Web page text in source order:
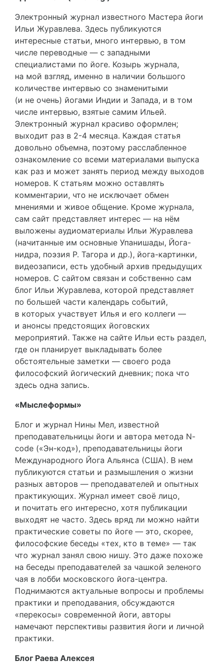
Электронный журнал известного Мастера йоги
Ильи Журавлева. Здесь публикуются
интересные статьи, много интервью, в том
числе переводные — с западными
специалистами по йоге. Козырь журнала,
на мой взгляд, именно в наличии большого
количестве интервью со знаменитыми
(и не очень) йогами Индии и Запада, и в том
числе интервью, взятые самим Ильей.
Электронный журнал красиво оформлен;
выходит раз в 2-4 месяца. Каждая статья
довольно объемна, поэтому расслабленное
ознакомление со всеми материалами выпуска
как раз и может занять период между выходов
номеров. К статьям можно оставлять
комментарии, что не исключает обмен
мнениями и живое общение. Кроме журнала,
сам сайт представляет интерес — на нём
выложены аудиоматериалы Ильи Журавлева
(начитанные им основные Упанишады, Йога-
нидра, поэзия Р. Тагора и др.), йога-картинки,
видеозаписи, есть удобный архив предыдущих
номеров. С сайтом связан и собственно сам
блог Ильи Журавлева, которой представляет
по большей части календарь событий,
в которых участвует Илья и его коллеги —
и анонсы предстоящих йоговских
мероприятий. Также на сайте Ильи есть раздел,
где он планирует выкладывать более
обстоятельные заметки — своего рода
философский йогический дневник; пока что
здесь одна запись.
«Мыслеформы»
Блог и журнал Нины Мел, известной
преподавательницы йоги и автора метода N-
code («Эн-код»), преподавательницы йоги
Международного Йога Альянса (США). В нем
публикуются статьи и размышления о жизни
разных авторов — преподавателей и опытных
практикующих. Журнал имеет своё лицо,
и почитать его интересно, хотя публикации
выходят не часто. Здесь вряд ли можно найти
практические советы по йоге — это, скорее,
философские беседы «тех, кто в теме» — так
что журнал занял свою нишу. Это даже похоже
на беседы преподавателей за чашкой зеленого
чая в лобби московского йога-центра.
Поднимаются актуальные вопросы и проблемы
практики и преподавания, обсуждаются
«перекосы» современной йоги, авторы
намечают перспективы развития йоги и личной
практики.
Блог Раева Алексея